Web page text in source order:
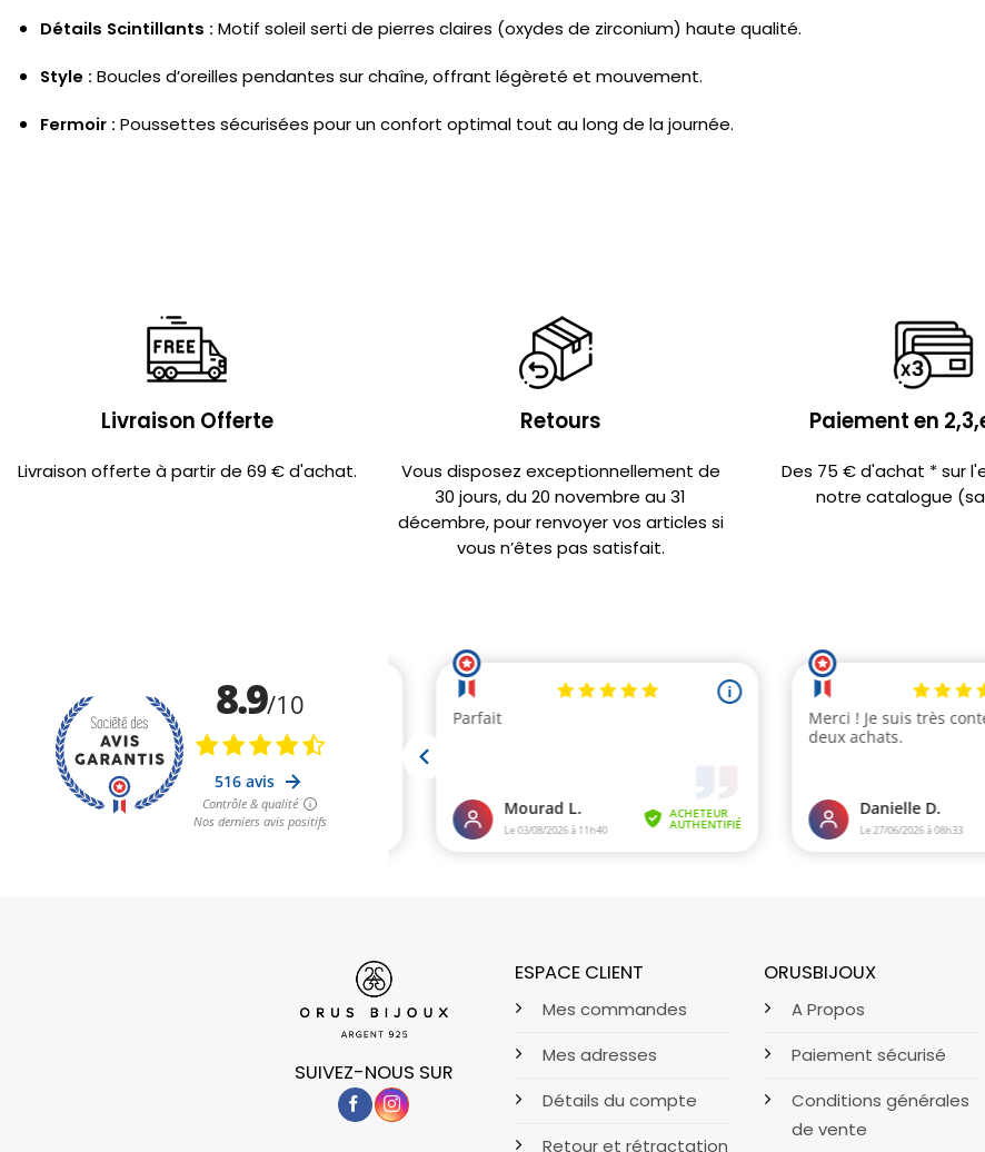
Détails Scintillants : Motif soleil serti de pierres claires (oxydes de zirconium) haute qualité.
Style : Boucles d’oreilles pendantes sur chaîne, offrant légèreté et mouvement.
Fermoir : Poussettes sécurisées pour un confort optimal tout au long de la journée.
Livraison Offerte
Livraison offerte à partir de 69 € d'achat.
Retours
Vous disposez exceptionnellement de
30 jours, du 20 novembre au 31
décembre, pour renvoyer vos articles si
vous n’êtes pas satisfait.
Paiement en
Des 75 € d'achat * sur
notre catalogue
SUIVEZ-NOUS SUR
ESPACE CLIENT
Mes commandes
Mes adresses
Détails du compte
Retour et rétractation
ORUSBIJOUX
A Propos
Paiement sécurisé
Conditions générales
de vente